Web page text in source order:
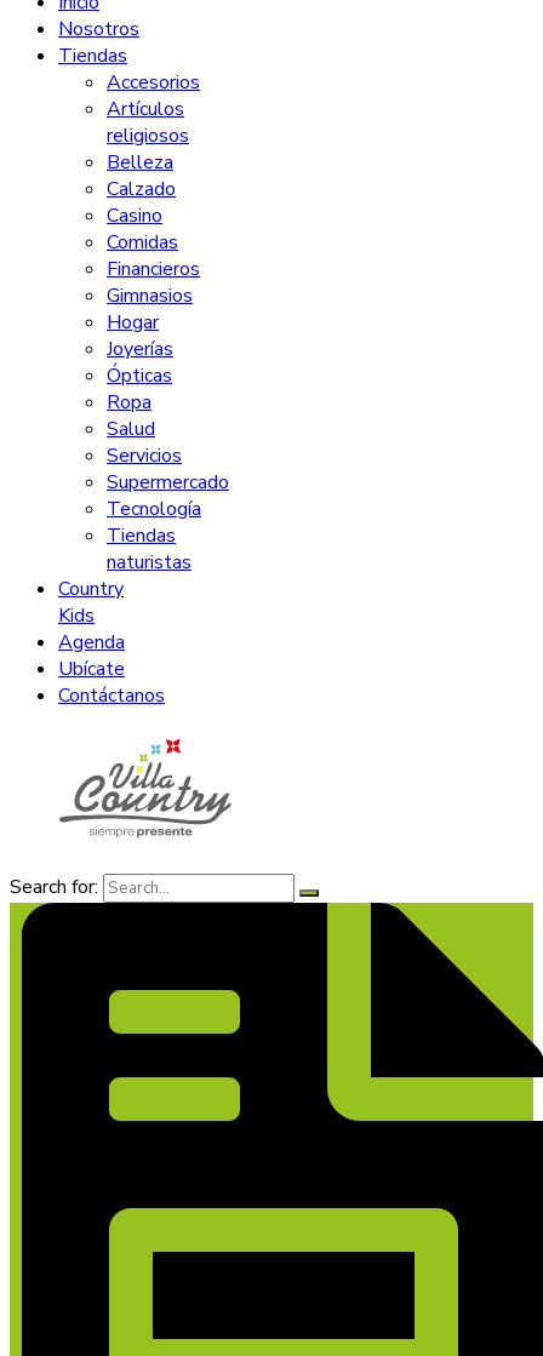
Nosotros
Tiendas
Accesorios
Artículos
religiosos
Belleza
Calzado
Casino
Comidas
Financieros
Gimnasios
Hogar
Joyerías
Ópticas
Ropa
Salud
Servicios
Supermercado
Tecnología
Tiendas
naturistas
Country
Kids
Agenda
Ubícate
Contáctanos
Search for: